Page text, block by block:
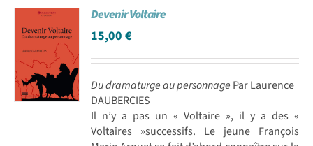
Achat en ligne
Panier WooCommerce
Devenir Voltaire
15,00€
Du dramaturge au personnage Par Laurence
DAUBERCIES
Il n’y a pas un « Voltaire », il y a des «
Voltaires »successifs. Le jeune François